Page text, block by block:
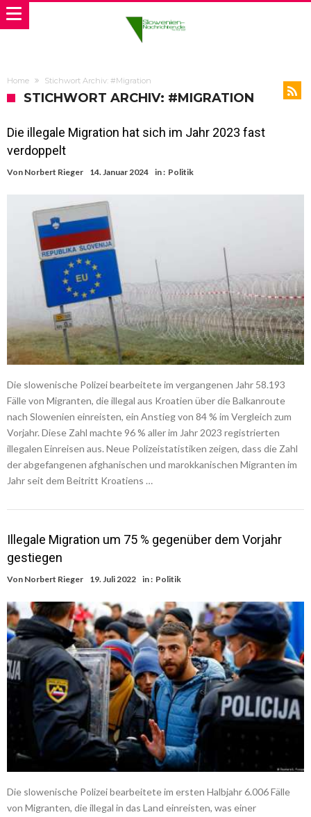
Home Stichwort Archiv: #Migration
STICHWORT ARCHIV: #MIGRATION
Die illegale Migration hat sich im Jahr 2023 fast
verdoppelt
Von Norbert Rieger 14. Januar 2024 in : Politik
Die slowenische Polizei bearbeitete im vergangenen Jahr 58.193
Fälle von Migranten, die illegal aus Kroatien über die Balkanroute
nach Slowenien einreisten, ein Anstieg von 84 % im Vergleich zum
Vorjahr. Diese Zahl machte 96 % aller im Jahr 2023 registrierten
illegalen Einreisen aus. Neue Polizeistatistiken zeigen, dass die Zahl
der abgefangenen afghanischen und marokkanischen Migranten im
Jahr seit dem Beitritt Kroatiens …
Illegale Migration um 75 % gegenüber dem Vorjahr
gestiegen
Von Norbert Rieger 19. Juli 2022 in : Politik
Die slowenische Polizei bearbeitete im ersten Halbjahr 6.006 Fälle
von Migranten, die illegal in das Land einreisten, was einer